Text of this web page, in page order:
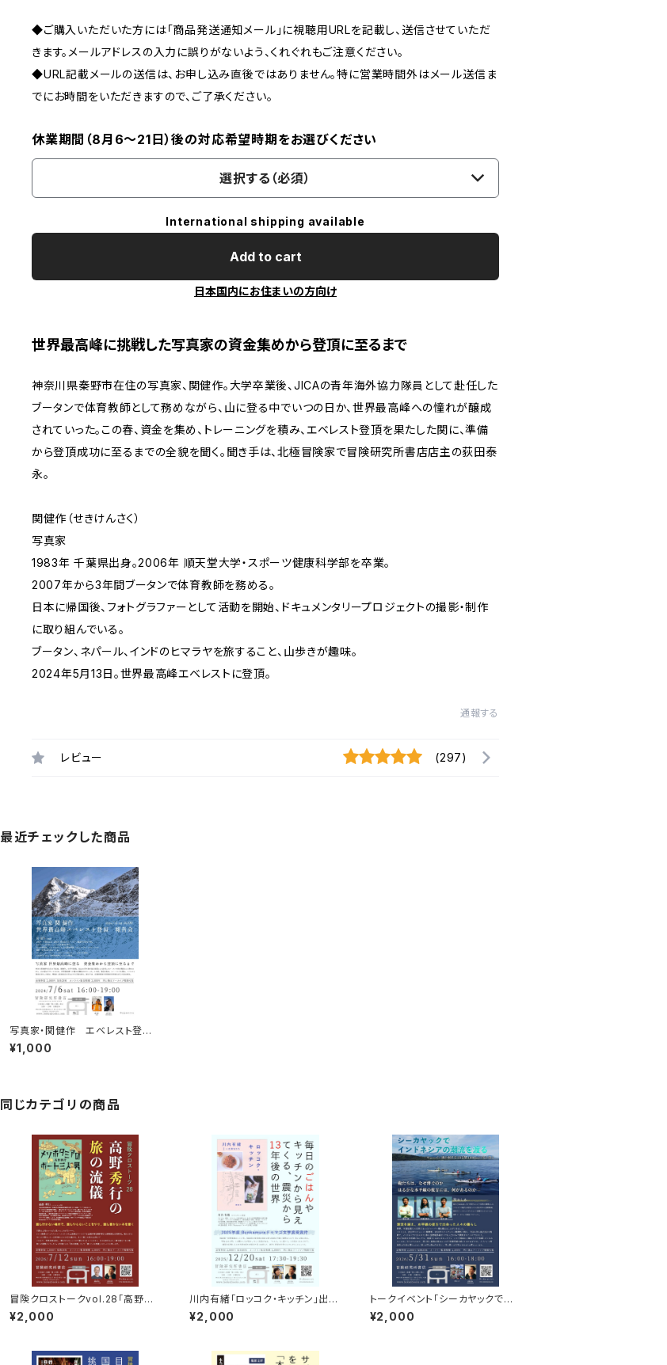
◆ご購入いただいた方には「商品発送通知メール」に視聴用URLを記載し、送信させていただ
きます。メールアドレスの入力に誤りがないよう、くれぐれもご注意ください。
◆URL記載メールの送信は、お申し込み直後ではありません。特に営業時間外はメール送信ま
でにお時間をいただきますので、ご了承ください。
休業期間（8月6〜21日）後の対応希望時期をお選びください
選択する（必須）
International shipping available
Add to cart
日本国内にお住まいの方向け
世界最高峰に挑戦した写真家の資金集めから登頂に至るまで
神奈川県秦野市在住の写真家、関健作。大学卒業後、JICAの青年海外協力隊員として赴任した
ブータンで体育教師として務めながら、山に登る中でいつの日か、世界最高峰への憧れが醸成
されていった。この春、資金を集め、トレーニングを積み、エベレスト登頂を果たした関に、準備
から登頂成功に至るまでの全貌を聞く。聞き手は、北極冒険家で冒険研究所書店店主の荻田泰
永。
関健作（せきけんさく）
写真家
1983年 千葉県出身。2006年 順天堂大学・スポーツ健康科学部を卒業。
2007年から3年間ブータンで体育教師を務める。
日本に帰国後、フォトグラファーとして活動を開始、ドキュメンタリープロジェクトの撮影・制作
に取り組んでいる。
ブータン、ネパール、インドのヒマラヤを旅すること、山歩きが趣味。
2024年5月13日。世界最高峰エベレストに登頂。
通報する
レビュー (297)
最近チェックした商品
写真家・関健作 エベレスト登頂
報告会録画視聴権
¥1,000
同じカテゴリの商品
冒険クロストークvol.28「高野秀
行の旅の流儀」録画視聴権
¥2,000
川内有緒「ロッコク・キッチン」出版
記念トークイベント録画視聴権
¥2,000
トークイベント「シーカヤックでイ
ンドネシアの潮流を渡る」録画視
聴権
¥2,000